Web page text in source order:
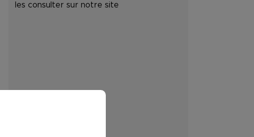
les consulter sur notre site